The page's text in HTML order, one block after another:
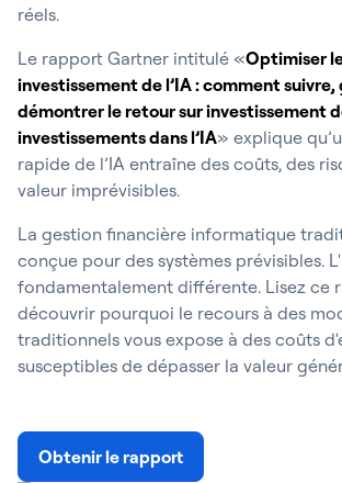
réels.
Le rapport Gartner intitulé «Optimiser
investissement de l’IA : comment
démontrer le retour sur investissement
investissements dans l’IA» explique
rapide de l’IA entraîne des coûts, des
valeur imprévisibles.
La gestion financière informatique
conçue pour des systèmes prévisibles.
fondamentalement différente. Lisez ce
découvrir pourquoi le recours à des
traditionnels vous expose à des coûts
susceptibles de dépasser la valeur
Obtenir le rapport